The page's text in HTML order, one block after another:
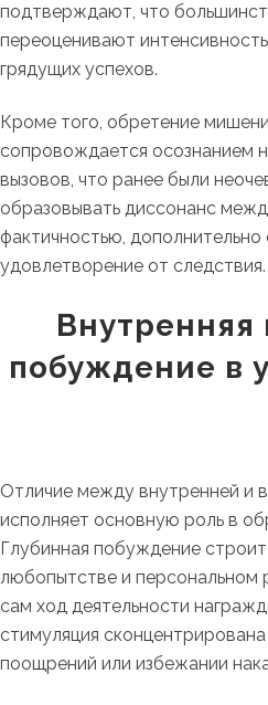
подтверждают, что
переоценивают
грядущих успехов.
Кроме того, обретение
сопровождается осознанием
вызовов, что ранее были
образовывать диссонанс
фактичностью,
удовлетворение от следствия.
Внутренняя
побуждение в
Отличие между внутренней и
исполняет основную роль в
Глубинная побуждение
любопытстве и персональном
сам ход деятельности
стимуляция
поощрений или избежании